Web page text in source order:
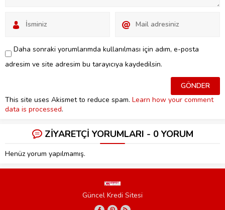
Daha sonraki yorumlarımda kullanılması için adım, e-posta
adresim ve site adresim bu tarayıcıya kaydedilsin.
This site uses Akismet to reduce spam. Learn how your comment
data is processed.
ZİYARETÇİ YORUMLARI - 0 YORUM
Henüz yorum yapılmamış.
Güncel Kredi Sitesi